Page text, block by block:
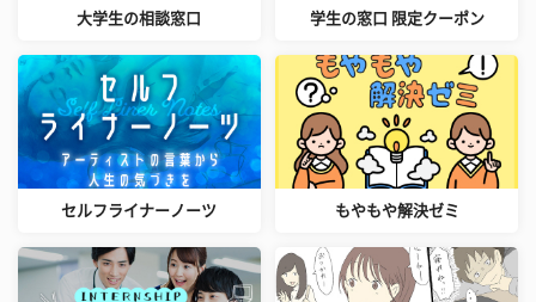
大学生の相談窓口 学生の窓口 限定クーポン
セルフライナーノーツ もやもや解決ゼミ